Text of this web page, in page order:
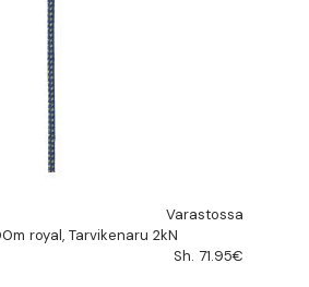
Varastossa
royal, Tarvikenaru 2kN
Sh. 71.95€